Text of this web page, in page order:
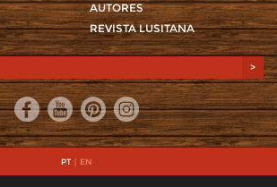
AUTORES
REVISTA LUSITANA
>
PT | EN